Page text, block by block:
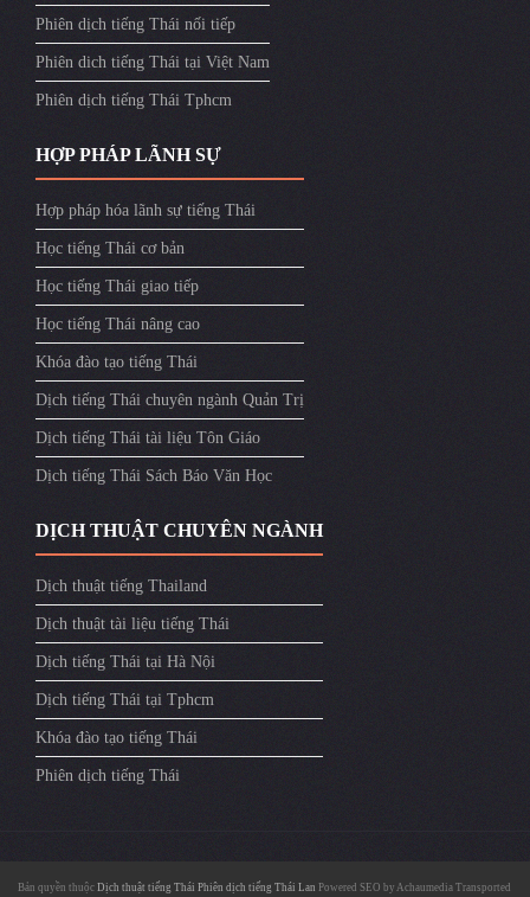
Phiên dịch tiếng Thái nối tiếp
Phiên dich tiếng Thái tại Việt Nam
Phiên dịch tiếng Thái Tphcm
HỢP PHÁP LÃNH SỰ
Hợp pháp hóa lãnh sự tiếng Thái
Học tiếng Thái cơ bản
Học tiếng Thái giao tiếp
Học tiếng Thái nâng cao
Khóa đào tạo tiếng Thái
Dịch tiếng Thái chuyên ngành Quản Trị
Dịch tiếng Thái tài liệu Tôn Giáo
Dịch tiếng Thái Sách Báo Văn Học
DỊCH THUẬT CHUYÊN NGÀNH
Dịch thuật tiếng Thailand
Dịch thuật tài liệu tiếng Thái
Dịch tiếng Thái tại Hà Nội
Dịch tiếng Thái tại Tphcm
Khóa đào tạo tiếng Thái
Phiên dịch tiếng Thái
Bản quyền thuộc Dịch thuật tiếng Thái Phiên dịch tiếng Thái Lan Powered SEO by Achaumedia Transported